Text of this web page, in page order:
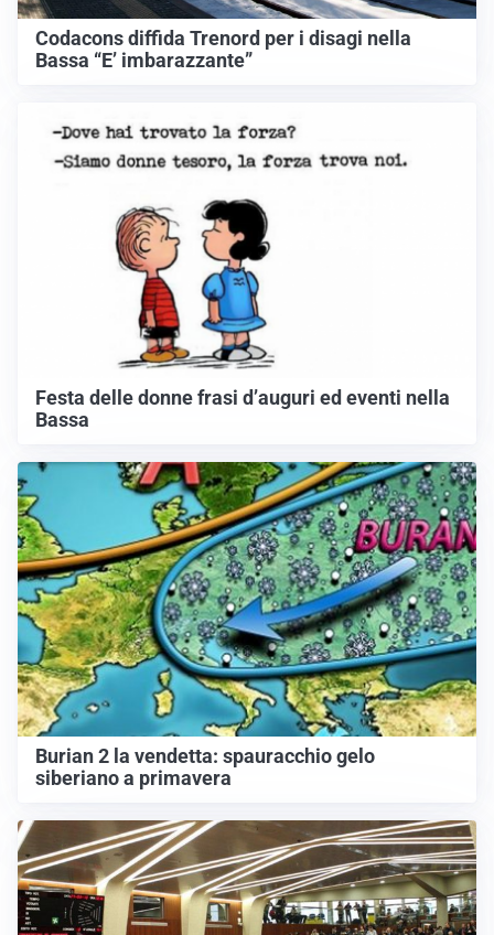
Codacons diffida Trenord per i disagi nella
Bassa “E’ imbarazzante”
Festa delle donne frasi d’auguri ed eventi nella
Bassa
Burian 2 la vendetta: spauracchio gelo
siberiano a primavera